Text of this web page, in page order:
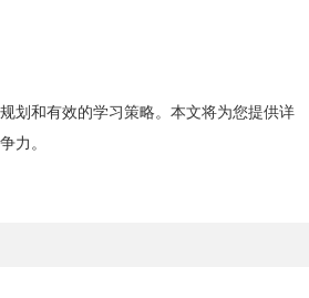
划和有效的学习策略。本文将为您提供详
力。